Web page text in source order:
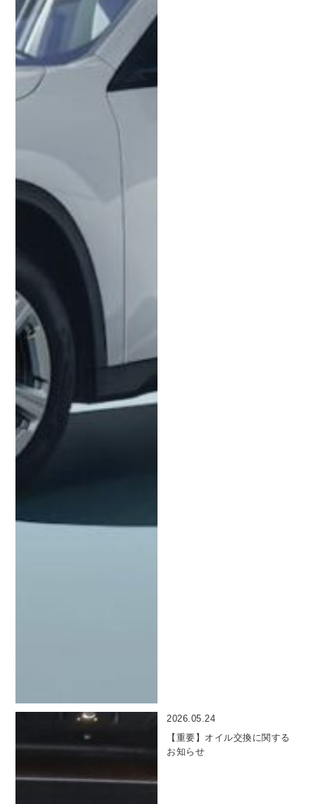
2026.05.24
【重要】オイル交換に関する
お知らせ